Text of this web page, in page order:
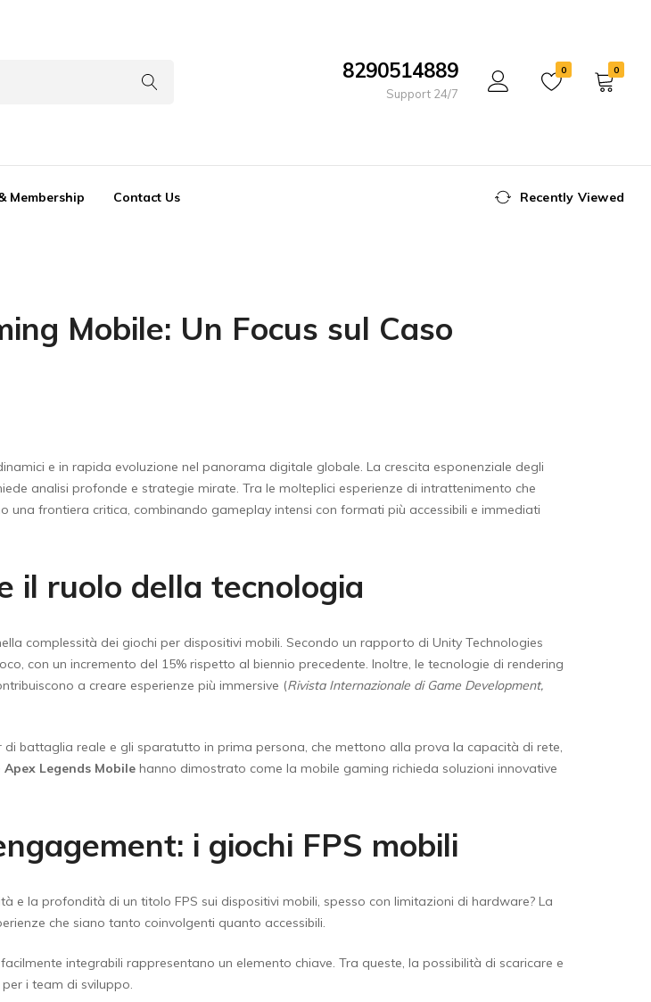
8290514889
Support 24/7
0 0
Membership Contact Us Recently Viewed
Mobile: Un Focus sul Caso
e in rapida evoluzione nel panorama digitale globale. La crescita esponenziale degli
analisi profonde e strategie mirate. Tra le molteplici esperienze di intrattenimento che
una frontiera critica, combinando gameplay intensi con formati più accessibili e immediati
il ruolo della tecnologia
complessità dei giochi per dispositivi mobili. Secondo un rapporto di Unity Technologies
con un incremento del 15% rispetto al biennio precedente. Inoltre, le tecnologie di rendering
a creare esperienze più immersive (Rivista Internazionale di Game Development,
battaglia reale e gli sparatutto in prima persona, che mettono alla prova la capacità di rete,
Apex Legends Mobile hanno dimostrato come la mobile gaming richieda soluzioni innovative
i giochi FPS mobili
e la profondità di un titolo FPS sui dispositivi mobili, spesso con limitazioni di hardware? La
che siano tanto coinvolgenti quanto accessibili.
integrabili rappresentano un elemento chiave. Tra queste, la possibilità di scaricare e
i team di sviluppo.